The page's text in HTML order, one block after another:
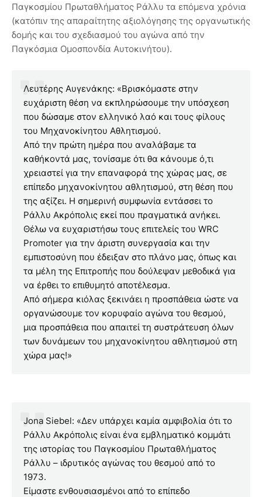
Παγκοσμίου Πρωταθλήματος Ράλλυ τα επόμενα χρόνια
(κατόπιν της απαραίτητης αξιολόγησης της οργανωτικής
δομής και του σχεδιασμού του αγώνα από την
Παγκόσμια Ομοσπονδία Αυτοκινήτου).
Λευτέρης Αυγενάκης: «Βρισκόμαστε στην
ευχάριστη θέση να εκπληρώσουμε την υπόσχεση
που δώσαμε στον ελληνικό λαό και τους φίλους
του Μηχανοκίνητου Αθλητισμού.
Από την πρώτη ημέρα που αναλάβαμε τα
καθήκοντά μας, τονίσαμε ότι θα κάνουμε ό,τι
χρειαστεί για την επαναφορά της χώρας μας, σε
επίπεδο μηχανοκίνητου αθλητισμού, στη θέση που
της αξίζει. Η σημερινή συμφωνία εντάσσει το
Ράλλυ Ακρόπολις εκεί που πραγματικά ανήκει.
Θέλω να ευχαριστήσω τους επιτελείς του WRC
Promoter για την άριστη συνεργασία και την
εμπιστοσύνη που έδειξαν στο πλάνο μας, όπως και
τα μέλη της Επιτροπής που δούλεψαν μεθοδικά για
να έρθει το επιθυμητό αποτέλεσμα.
Από σήμερα κιόλας ξεκινάει η προσπάθεια ώστε να
οργανώσουμε τον κορυφαίο αγώνα του θεσμού,
μια προσπάθεια που απαιτεί τη συστράτευση όλων
των δυνάμεων του μηχανοκίνητου αθλητισμού στη
χώρα μας!»
Jona Siebel: «Δεν υπάρχει καμία αμφιβολία ότι το
Ράλλυ Ακρόπολις είναι ένα εμβληματικό κομμάτι
της ιστορίας του Παγκοσμίου Πρωταθλήματος
Ράλλυ – ιδρυτικός αγώνας του θεσμού από το
1973.
Είμαστε ενθουσιασμένοι από το επίπεδο